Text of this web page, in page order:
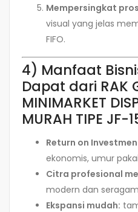
Mempersingkat
visual yang jelas
FIFO.
4) Manfaat
Dapat dari RAK
MINIMARKET
MURAH TIPE JF-
Return on
ekonomis, umur
Citra profesional
modern dan
Ekspansi mudah: